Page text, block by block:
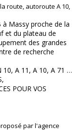
route, autoroute A 10,
à Massy proche de la
et du plateau de
des grandes
de recherche
10, A 11, A 10, A 71 …
POUR VOS
par l'agence